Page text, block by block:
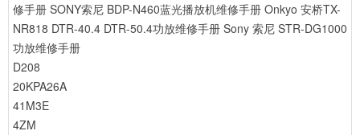
修手册 SONY索尼 BDP-N460蓝光播放机维修手册 Onkyo 安桥TX-
NR818 DTR-40.4 DTR-50.4功放维修手册 Sony 索尼 STR-DG1000
功放维修手册
D208
20KPA26A
41M3E
4ZM